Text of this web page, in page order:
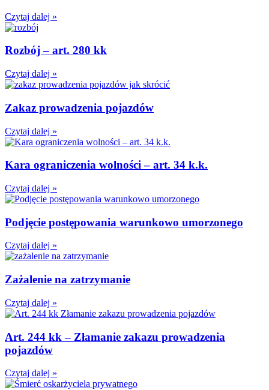
Czytaj dalej »
Rozbój – art. 280 kk
Czytaj dalej »
Zakaz prowadzenia pojazdów
Czytaj dalej »
Kara ograniczenia wolności – art. 34 k.k.
Czytaj dalej »
Podjęcie postępowania warunkowo umorzonego
Czytaj dalej »
Zażalenie na zatrzymanie
Czytaj dalej »
Art. 244 kk – Złamanie zakazu prowadzenia
pojazdów
Czytaj dalej »